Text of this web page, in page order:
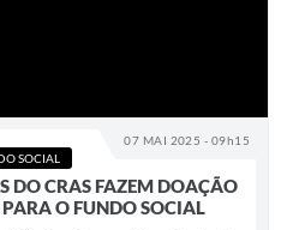
07 MAI 2025 - 09h15
SOCIAL
DO CRAS FAZEM DOAÇÃO
O FUNDO SOCIAL